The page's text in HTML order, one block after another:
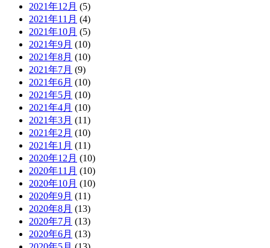
2021年12月 (5)
2021年11月 (4)
2021年10月 (5)
2021年9月 (10)
2021年8月 (10)
2021年7月 (9)
2021年6月 (10)
2021年5月 (10)
2021年4月 (10)
2021年3月 (11)
2021年2月 (10)
2021年1月 (11)
2020年12月 (10)
2020年11月 (10)
2020年10月 (10)
2020年9月 (11)
2020年8月 (13)
2020年7月 (13)
2020年6月 (13)